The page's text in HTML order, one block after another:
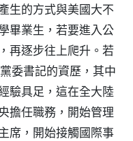
生的方式與美國大不
畢業生，若要進入公
再逐步往上爬升。若
委書記的資歷，其中
驗具足，這在全大陸
擔任職務，開始管理
席，開始接觸國際事